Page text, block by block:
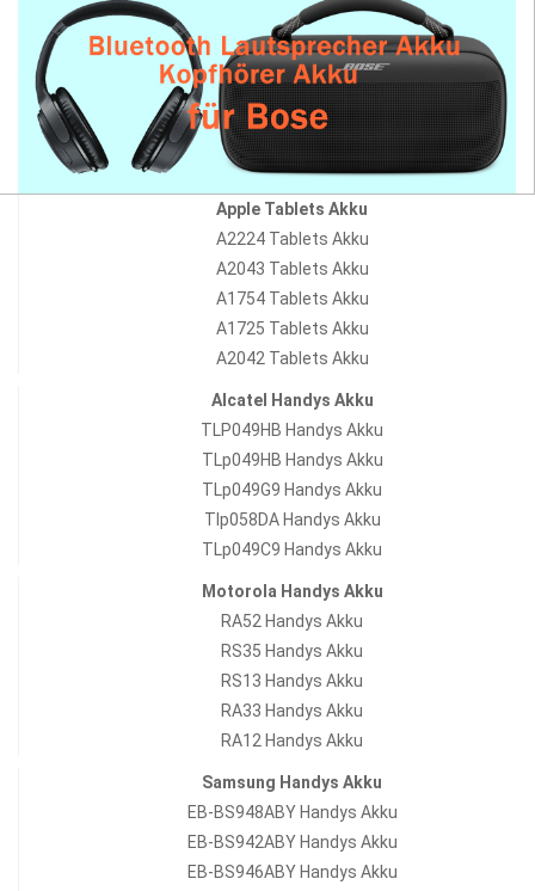
Apple Tablets Akku
A2224 Tablets Akku
A2043 Tablets Akku
A1754 Tablets Akku
A1725 Tablets Akku
A2042 Tablets Akku
Alcatel Handys Akku
TLP049HB Handys Akku
TLp049HB Handys Akku
TLp049G9 Handys Akku
Tlp058DA Handys Akku
TLp049C9 Handys Akku
Motorola Handys Akku
RA52 Handys Akku
RS35 Handys Akku
RS13 Handys Akku
RA33 Handys Akku
RA12 Handys Akku
Samsung Handys Akku
EB-BS948ABY Handys Akku
EB-BS942ABY Handys Akku
EB-BS946ABY Handys Akku